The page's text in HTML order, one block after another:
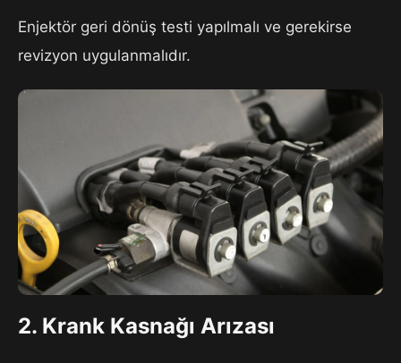
Enjektör geri dönüş testi yapılmalı ve gerekirse
revizyon uygulanmalıdır.
2. Krank Kasnağı Arızası